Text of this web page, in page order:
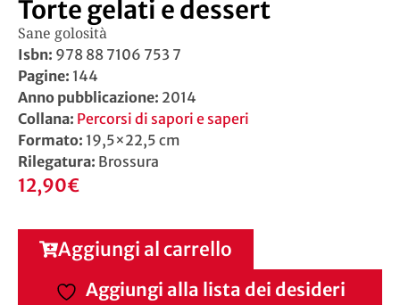
Torte gelati e dessert
Sane golosità
Isbn: 978 88 7106 753 7
Pagine: 144
Anno pubblicazione: 2014
Collana: Percorsi di sapori e saperi
Formato: 19,5×22,5 cm
Rilegatura: Brossura
12,90€
Aggiungi al carrello
Aggiungi alla lista dei desideri